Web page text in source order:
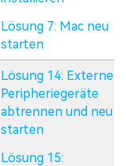
Lösung 7: Mac neu
starten
Lösung 14: Externe
Peripheriegeräte
abtrennen und neu
starten
Lösung 15: